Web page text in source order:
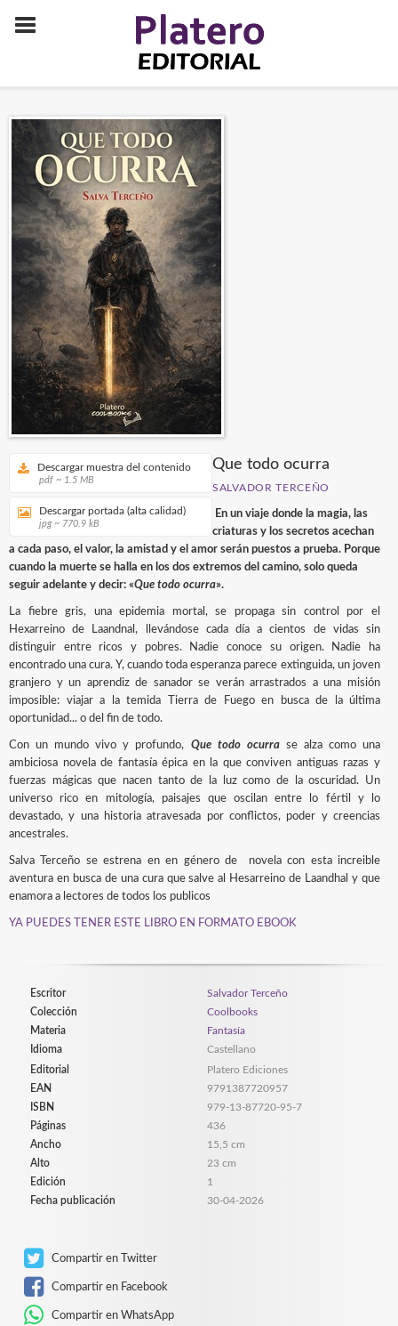
Descargar muestra del contenido
pdf ~ 1.5 MB
Descargar portada (alta calidad)
jpg ~ 770.9 kB
Que todo ocurra
SALVADOR TERCEÑO
En un viaje donde la magia, las
criaturas y los secretos acechan
a cada paso, el valor, la amistad y el amor serán puestos a prueba. Porque
cuando la muerte se halla en los dos extremos del camino, solo queda
seguir adelante y decir: «Que todo ocurra».
La fiebre gris, una epidemia mortal, se propaga sin control por el
Hexarreino de Laandnal, llevándose cada día a cientos de vidas sin
distinguir entre ricos y pobres. Nadie conoce su origen. Nadie ha
encontrado una cura. Y, cuando toda esperanza parece extinguida, un joven
granjero y un aprendiz de sanador se verán arrastrados a una misión
imposible: viajar a la temida Tierra de Fuego en busca de la última
oportunidad... o del fin de todo.
Con un mundo vivo y profundo, Que todo ocurrase alza como una
ambiciosa novela de fantasía épica en la que conviven antiguas razas y
fuerzas mágicas que nacen tanto de la luz como de la oscuridad. Un
universo rico en mitología, paisajes que oscilan entre lo fértil y lo
devastado, y una historia atravesada por conflictos, poder y creencias
ancestrales.
Salva Terceño se estrena en en género de novela con esta increible
aventura en busca de una cura que salve al Hesarreino de Laandhal y que
enamora a lectores de todos los publicos
YA PUEDES TENER ESTE LIBRO EN FORMATO EBOOK
Escritor
Salvador Terceño
Colección
Coolbooks
Materia
Fantasía
Idioma
Castellano
Editorial
Platero Ediciones
EAN
9791387720957
ISBN
979-13-87720-95-7
Páginas
436
Ancho
15,5 cm
Alto
23 cm
Edición
1
Fecha publicación
30-04-2026
Compartir en Twitter
Compartir en Facebook
Compartir en WhatsApp